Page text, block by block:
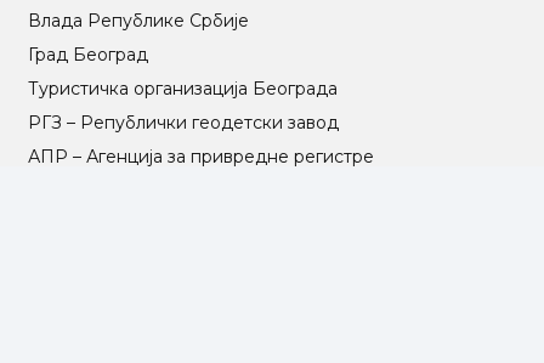
Влада Републике Србије
Град Београд
Туристичка организација Београда
РГЗ – Републички геодетски завод
АПР – Агенција за привредне регистре